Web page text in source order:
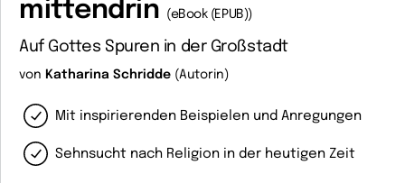
mittendrin (eBook (EPUB))
Auf Gottes Spuren in der Großstadt
von Katharina Schridde (Autorin)
Mit inspirierenden Beispielen und Anregungen
Sehnsucht nach Religion in der heutigen Zeit